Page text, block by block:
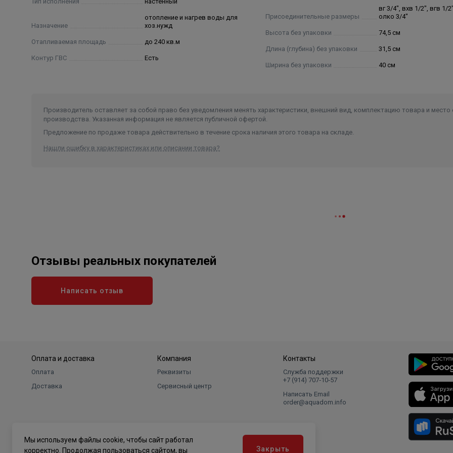
• Фронтальная крышка и дисплей из закаленного стекла, устойчивого к царапинам
• Встроенный расширительный бак
• Встроенный циркуляционный насос
• Встроенный 3-х ходовой клапан
Назначение
отопление и нагрев воды для
хоз.нужд
Отапливаемая площадь до 240 кв.м
Контур ГВС Есть
Присоединительные размеры
вг 3/4", вхв 1/2", вгв 1/
олко 3/4"
Высота без упаковки 74,5 см
Длина (глубина) без упаковки 31,5 см
Ширина без упаковки 40 см
Производитель оставляет за собой право без уведомления менять характеристики, внешний вид, комплектацию товара и место
производства. Указанная информация не является публичной офертой.
Предложение по продаже товара действительно в течение срока наличия этого товара на складе.
Нашли ошибку в характеристиках или описании товара?
Отзывы реальных покупателей
Написать отзыв
Оплата и доставка
Оплата
Доставка
Компания
Реквизиты
Сервисный центр
Контакты
Служба поддержки
+7 (914) 707‑10‑57
Написать Email
order@aquadom.info
Мы используем файлы cookie, чтобы сайт работал
корректно. Продолжая пользоваться сайтом, вы
Закрыть